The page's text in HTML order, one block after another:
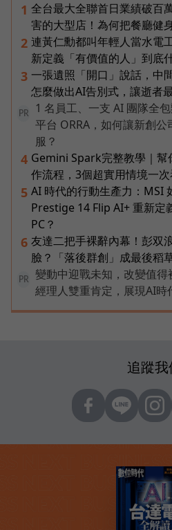
1 全台最大全聯首日業績破百
害的大型店！為何把餐廳健
2 連黃仁勳都叫年輕人當水電
新定義「有價值的人」到底
3 一張遺照「開口」說話，中
怎麼做出AI告別式，讓逝者
PR
1 名員工、一支 AI 團隊全
平台 ORRA，如何讓新創
服？
4 Gemini Spark完整教學｜
作流程，3個超實用情境一次
5 AI 時代的行動生產力：MSI
Prestige 14 Flip AI+ 重新定
PC？
6 友達二把手裸辭內幕！彭双
臉？「落後群創」成最後稻
PR
變動中迎戰未知，改變值
經理人雙重肯定，展現AI時
追蹤我